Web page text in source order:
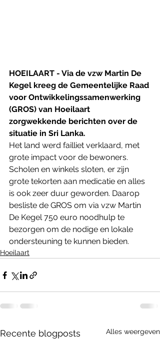
HOEILAART - Via de vzw Martin De
Kegel kreeg de Gemeentelijke Raad
voor Ontwikkelingssamenwerking
(GROS) van Hoeilaart
zorgwekkende berichten over de
situatie in Sri Lanka.
Het land werd failliet verklaard, met
grote impact voor de bewoners.
Scholen en winkels sloten, er zijn
grote tekorten aan medicatie en alles
is ook zeer duur geworden. Daarop
besliste de GROS om via vzw Martin
De Kegel 750 euro noodhulp te
bezorgen om de nodige en lokale
ondersteuning te kunnen bieden.
Hoeilaart
Recente blogposts Alles weergeven